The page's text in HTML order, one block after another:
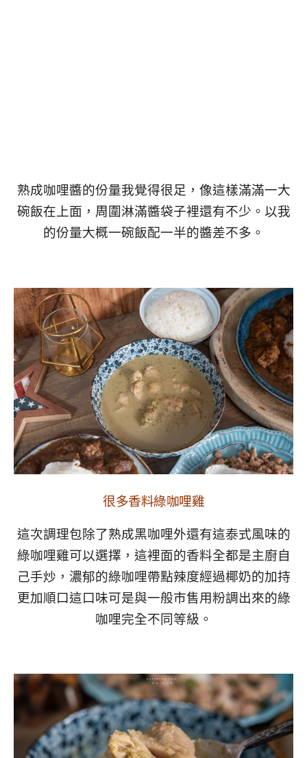
熟成咖哩醬的份量我覺得很足，像這樣滿滿一大
碗飯在上面，周圍淋滿醬袋子裡還有不少。以我
的份量大概一碗飯配一半的醬差不多。
很多香料綠咖哩雞
這次調理包除了熟成黑咖哩外還有這泰式風味的
綠咖哩雞可以選擇，這裡面的香料全都是主廚自
己手炒，濃郁的綠咖哩帶點辣度經過椰奶的加持
更加順口這口味可是與一般市售用粉調出來的綠
咖哩完全不同等級。